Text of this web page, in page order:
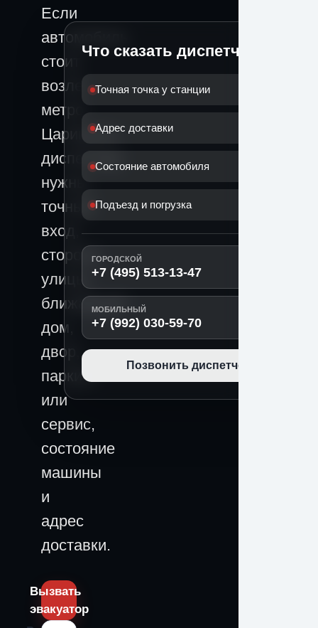
Если
автомобиль
стоит
возле
метро
Царицыно,
диспетчеру
нужны
точный
вход,
сторона
улицы,
ближайший
дом,
двор,
паркинг
или
сервис,
состояние
машины
и
адрес
доставки.
Вызвать
эвакуатор
Что сказать диспетчеру
Точная точка у станции
Адрес доставки
Состояние автомобиля
Подъезд и погрузка
ГОРОДСКОЙ
+7 (495) 513-13-47
МОБИЛЬНЫЙ
+7 (992) 030-59-70
Позвонить диспетчеру